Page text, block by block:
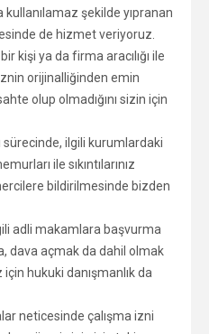
kullanılamaz şekilde yıpranan
de hizmet veriyoruz.
kişi ya da firma aracılığı ile
orijinalliğinden emin
olup olmadığını sizin için
sürecinde, ilgili kurumlardaki
ile sıkıntılarınız
bildirilmesinde bizden
adli makamlara başvurma
dava açmak da dahil olmak
hukuki danışmanlık da
neticesinde çalışma izni